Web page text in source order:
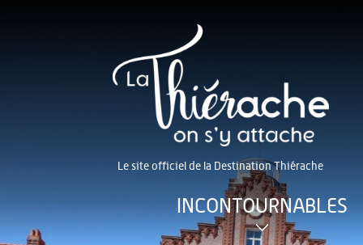
Le site officiel de la Destination Thiérache
INCONTOURNABLES